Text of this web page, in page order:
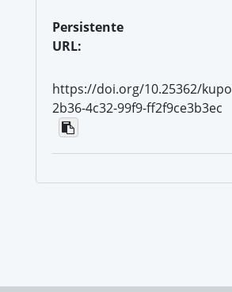
Persistente
URL:
https://doi.org/10.25362/
2b36-4c32-99f9-ff2f9ce3b3ec